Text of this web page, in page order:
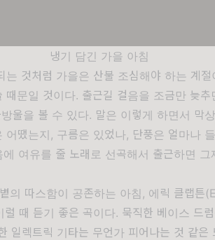
냉기 담긴 가을 아침
는 것처럼 가을은 산불 조심해야 하는 계
때문일 것이다. 출근길 걸음을 조금만 늦
울을 볼 수 있다. 말은 이렇게 하면서 막
어땠는지, 구름은 있었나, 단풍은 얼마나
여유를 줄 노래로 선곡해서 출근하면 그
의 따스함이 공존하는 아침, 에릭 클랩튼
때 듣기 좋은 곡이다. 묵직한 베이스 드
일렉트릭 기타는 무언가 피어나는 것 같은